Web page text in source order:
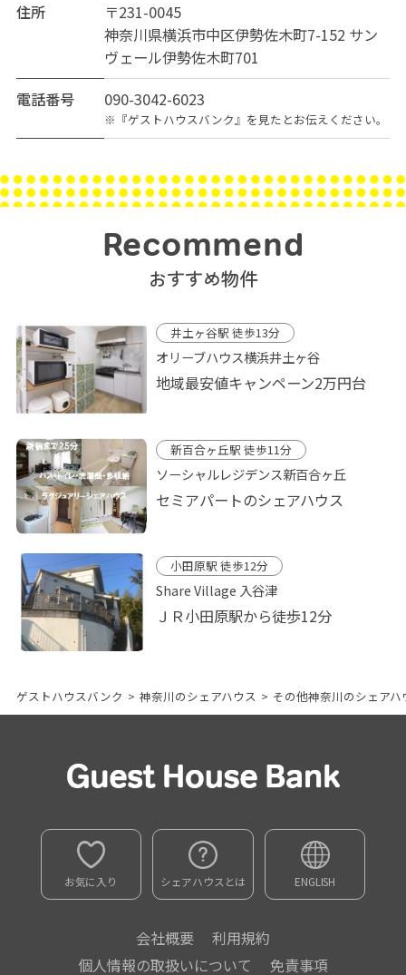
住所
〒231-0045
神奈川県横浜市中区伊勢佐木町7-152 サン
ヴェール伊勢佐木町701
電話番号
090-3042-6023
※『ゲストハウスバンク』を見たとお伝えください。
Recommend
おすすめ物件
井土ヶ谷駅 徒歩13分
オリーブハウス横浜井土ヶ谷
地域最安値キャンペーン2万円台
新百合ヶ丘駅 徒歩11分
ソーシャルレジデンス新百合ヶ丘
セミアパートのシェアハウス
小田原駅 徒歩12分
Share Village 入谷津
ＪＲ小田原駅から徒歩12分
ゲストハウスバンク > 神奈川のシェアハウス > その他神奈川のシェアハ
お気に入り シェアハウスとは ENGLISH
会社概要
利用規約
個人情報の取扱いについて
免責事項